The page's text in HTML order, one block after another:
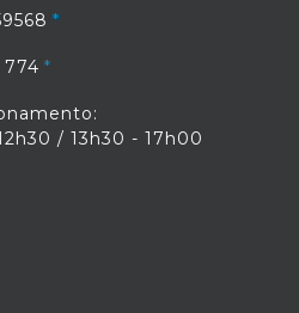
774
/ 13h30 - 17h00